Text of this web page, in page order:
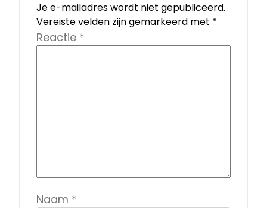
Je e-mailadres wordt niet gepubliceerd.
Vereiste velden zijn gemarkeerd met *
Reactie *
Naam *